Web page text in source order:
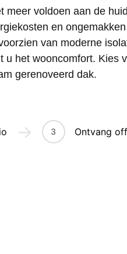
meer voldoen aan de
en
van moderne
u het wooncomfort. Kies
gerenoveerd dak.